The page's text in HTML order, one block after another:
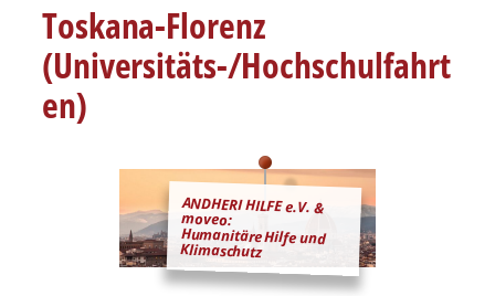
Toskana-Florenz
(Universitäts-/Hochschulfahrt
en)
ANDHERI HILFE e.V. &
moveo:
Humanitäre Hilfe und
Klimaschutz